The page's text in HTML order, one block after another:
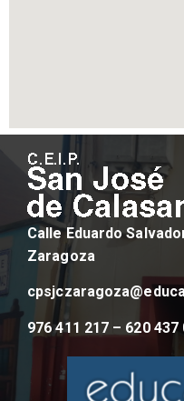
Calle Eduardo
Zaragoza
976 411 217 – 620 437